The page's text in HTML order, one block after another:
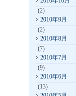
(2)
2010年9月
(2)
2010年8月
(7)
2010年7月
(9)
2010年6月
(13)